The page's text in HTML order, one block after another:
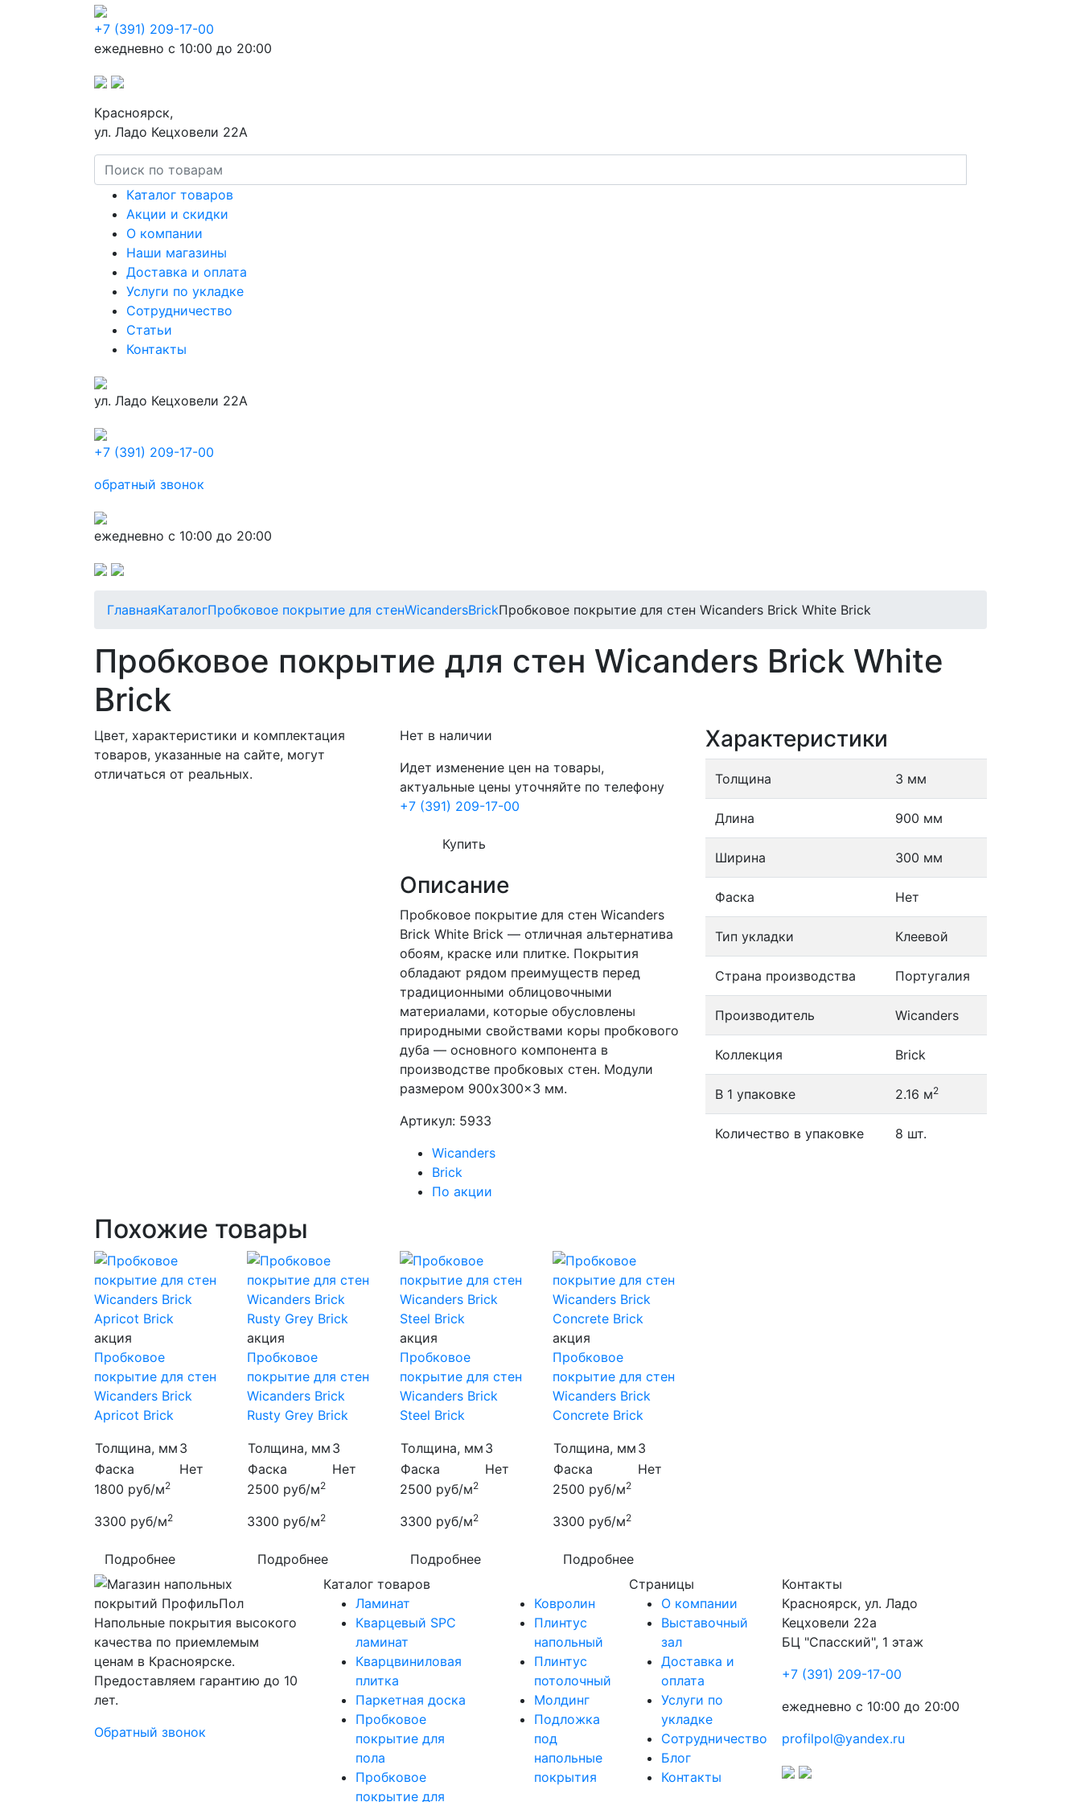
+7 (391) 209-17-00
ежедневно с 10:00 до 20:00
Красноярск,
ул. Ладо Кецховели 22А
Каталог товаров
Акции и скидки
О компании
Наши магазины
Доставка и оплата
Услуги по укладке
Сотрудничество
Статьи
Контакты
ул. Ладо Кецховели 22А
+7 (391) 209-17-00
обратный звонок
ежедневно с 10:00 до 20:00
ГлавнаяКаталогПробковое покрытие для стенWicandersBrickПробковое покрытие для стен Wicanders Brick White Brick
Пробковое покрытие для стен Wicanders Brick White
Brick
Цвет, характеристики и комплектация
товаров, указанные на сайте, могут
отличаться от реальных.
Нет в наличии
Идет изменение цен на товары,
актуальные цены уточняйте по телефону
+7 (391) 209-17-00
Купить
Описание
Пробковое покрытие для стен Wicanders
Brick White Brick — отличная альтернатива
обоям, краске или плитке. Покрытия
обладают рядом преимуществ перед
традиционными облицовочными
материалами, которые обусловлены
природными свойствами коры пробкового
дуба — основного компонента в
производстве пробковых стен. Модули
размером 900x300x3 мм.
Артикул: 5933
Wicanders
Brick
По акции
Характеристики
Толщина 3 мм
Длина 900 мм
Ширина 300 мм
Фаска Нет
Тип укладки Клеевой
Страна производства Португалия
Производитель Wicanders
Коллекция Brick
В 1 упаковке 2.16 м2
Количество в упаковке 8 шт.
Похожие товары
акция
Пробковое
покрытие для стен
Wicanders Brick
Apricot Brick
Толщина, мм 3
Фаска
Нет
1800 руб/м2
3300 руб/м2
Подробнее
акция
Пробковое
покрытие для стен
Wicanders Brick
Rusty Grey Brick
Толщина, мм 3
Фаска
Нет
2500 руб/м2
3300 руб/м2
Подробнее
акция
Пробковое
покрытие для стен
Wicanders Brick
Steel Brick
Толщина, мм 3
Фаска
Нет
2500 руб/м2
3300 руб/м2
Подробнее
акция
Пробковое
покрытие для стен
Wicanders Brick
Concrete Brick
Толщина, мм 3
Фаска
Нет
2500 руб/м2
3300 руб/м2
Подробнее
Напольные покрытия высокого
качества по приемлемым
ценам в Красноярске.
Предоставляем гарантию до 10
лет.
Обратный звонок
Каталог товаров
Ламинат
Кварцевый SPC
ламинат
Кварцвиниловая
плитка
Паркетная доска
Пробковое
покрытие для
пола
Пробковое
покрытие для
Ковролин
Плинтус
напольный
Плинтус
потолочный
Молдинг
Подложка
под
напольные
покрытия
Страницы
О компании
Выставочный
зал
Доставка и
оплата
Услуги по
укладке
Сотрудничество
Блог
Контакты
Контакты
Красноярск, ул. Ладо
Кецховели 22а
БЦ "Спасский", 1 этаж
+7 (391) 209-17-00
ежедневно с 10:00 до 20:00
profilpol@yandex.ru